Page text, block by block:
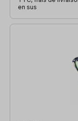
en sus